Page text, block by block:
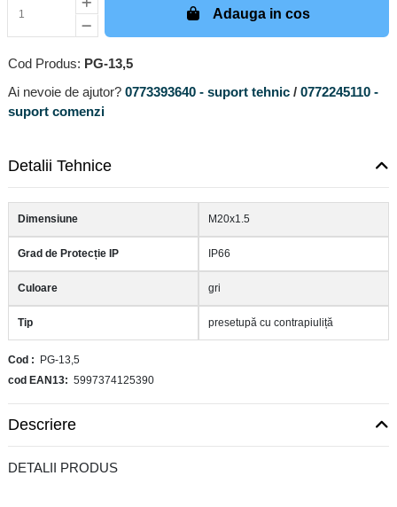
Adauga in cos
Cod Produs: PG-13,5
Ai nevoie de ajutor? 0773393640 - suport tehnic / 0772245110 -
suport comenzi
Detalii Tehnice
Dimensiune M20x1.5
Grad de Protecție IP IP66
Culoare gri
Tip presetupă cu contrapiuliță
Cod
PG-13,5
cod EAN13
5997374125390
Descriere
DETALII PRODUS